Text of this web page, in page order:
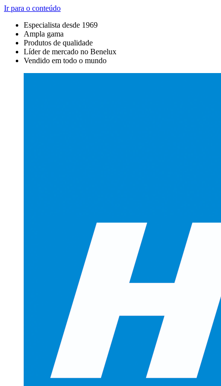
Ir para o conteúdo
Especialista desde 1969
Ampla gama
Produtos de qualidade
Líder de mercado no Benelux
Vendido em todo o mundo